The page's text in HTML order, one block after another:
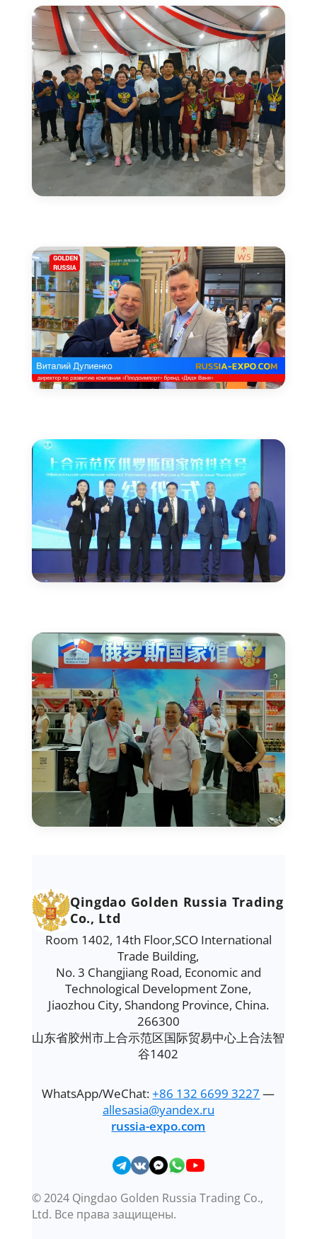
Qingdao Golden Russia Trading
Co., Ltd
Room 1402, 14th Floor,SCO International
Trade Building,
No. 3 Changjiang Road, Economic and
Technological Development Zone,
Jiaozhou City, Shandong Province, China.
266300
山东省胶州市上合示范区国际贸易中心上合法智
谷1402
WhatsApp/WeChat:+86 132 6699 3227 —
allesasia@yandex.ru
russia-expo.com
© 2024 Qingdao Golden Russia Trading Co.,
Ltd. Все права защищены.